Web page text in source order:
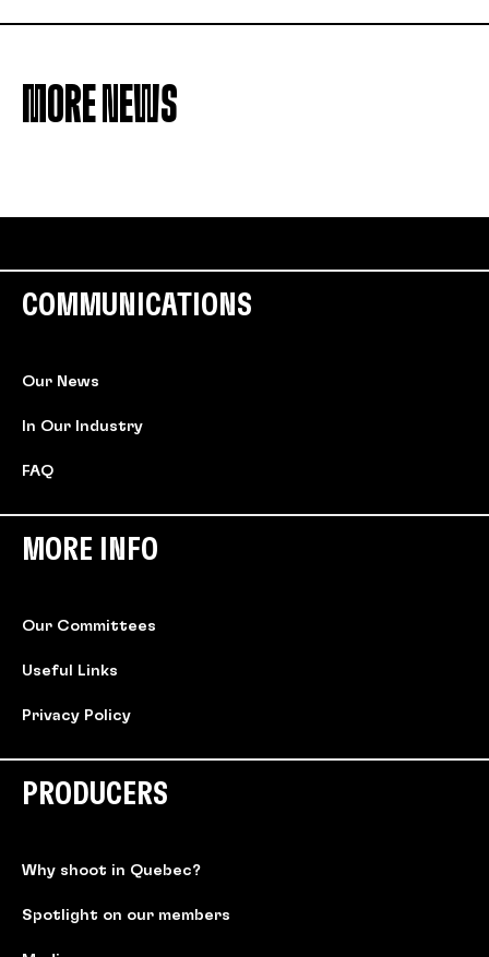
MORE NEWS
COMMUNICATIONS
Our News
In Our Industry
FAQ
MORE INFO
Our Committees
Useful Links
Privacy Policy
PRODUCERS
Why shoot in Quebec?
Spotlight on our members